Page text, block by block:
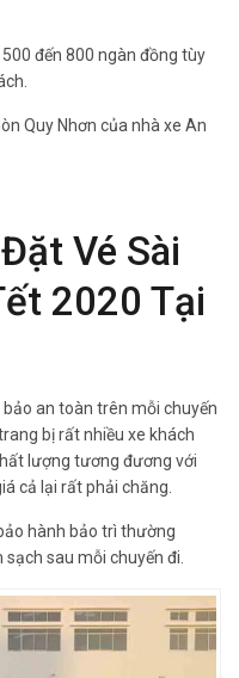
đến 800 ngàn đồng tùy
Quy Nhơn của nhà xe An
Vé Sài
2020 Tại
an toàn trên mỗi chuyến
bị rất nhiều xe khách
lượng tương đương với
cả lại rất phải chăng.
hành bảo trì thường
sau mỗi chuyến đi.